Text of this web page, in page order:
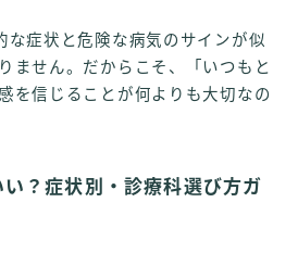
な症状と危険な病気のサインが似
ません。だからこそ、「いつもと
を信じることが何よりも大切なの
？症状別・診療科選び方ガ